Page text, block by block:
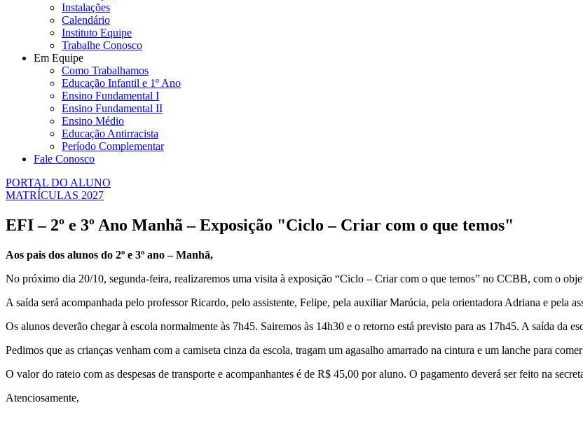
Instalações
Calendário
Instituto Equipe
Trabalhe Conosco
Em Equipe
Como Trabalhamos
Educação Infantil e 1º Ano
Ensino Fundamental I
Ensino Fundamental II
Ensino Médio
Educação Antirracista
Período Complementar
Fale Conosco
PORTAL DO ALUNO
MATRÍCULAS 2027
EFI – 2º e 3º Ano Manhã – Exposição "Ciclo – Criar com o que temos"
Aos pais dos alunos do 2º e 3º ano – Manhã,
No próximo dia 20/10, segunda-feira, realizaremos uma visita à exposição “Ciclo – Criar com o que temos” no CCBB, com o
A saída será acompanhada pelo professor Ricardo, pelo assistente, Felipe, pela auxiliar Marúcia, pela orientadora Adriana e pela
Os alunos deverão chegar à escola normalmente às 7h45. Sairemos às 14h30 e o retorno está previsto para as 17h45. A saída da
Pedimos que as crianças venham com a camiseta cinza da escola, tragam um agasalho amarrado na cintura e um lanche para
O valor do rateio com as despesas de transporte e acompanhantes é de R$ 45,00 por aluno. O pagamento deverá ser feito na
Atenciosamente,